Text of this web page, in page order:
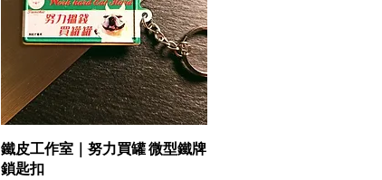
鐵皮工作室｜努力買罐 微型鐵牌
鎖匙扣